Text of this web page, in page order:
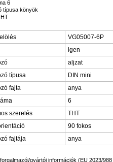
6
típusa könyök
VG05007-6P
igen
aljzat
típusa
DIN mini
fajta
anya
6
szerelés
THT
90 fokos
fajtája
anya
gyártói információk (EU 2023/988